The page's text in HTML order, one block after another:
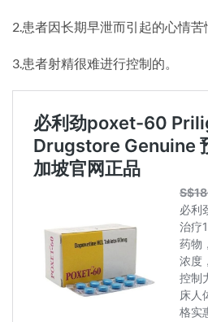
2.患者因长期早泄而引起的心情苦
3.患者射精很难进行控制的。